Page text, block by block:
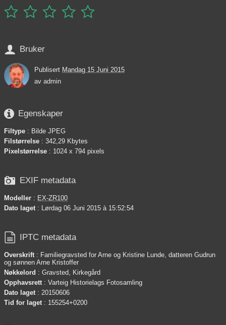
    
 Bruker
Publisert Mandag 15 Juni 2015
av admin
 Egenskaper
Filtype : Bilde JPEG
Filstørrelse : 342,29 Kbytes
Pixelstørrelse : 1024 x 794 pixels
 EXIF metadata
Modeller : EX-ZR100
Dato laget : Lørdag 06 Juni 2015 à 15:52:54
 IPTC metadata
Overskrift : Familiegravsted for Arne og Kristine Lunde, datteren Gudrun
og sønnen Arne Kristoffer
Nøkkelord : Gravsted, Kirkegård
Opphavsrett : Varteig Historielags Fotosamling
Dato laget : 20150606
Tid for laget : 155254+0200